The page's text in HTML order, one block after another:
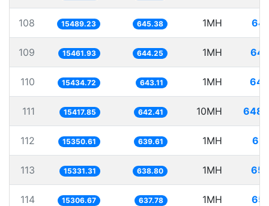
108 15489.23 645.38 1MH
109 15461.93 644.25 1MH
110 15434.72 643.11 1MH
111 15417.85 642.41 10MH
112 15350.61 639.61 1MH
113 15331.31 638.80 1MH
114 15306.67 637.78 1MH